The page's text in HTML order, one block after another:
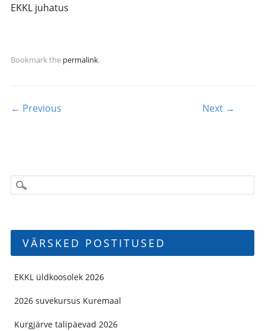
EKKL juhatus
Bookmark the permalink.
Post navigation
← Previous Next →
VÄRSKED POSTITUSED
EKKL üldkoosolek 2026
2026 suvekursus Kuremaal
Kurgjärve talipäevad 2026